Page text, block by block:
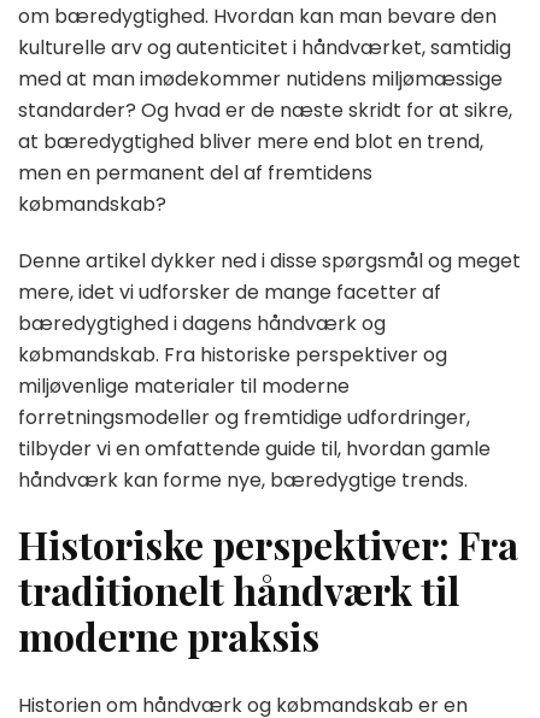
om bæredygtighed. Hvordan kan man bevare den
kulturelle arv og autenticitet i håndværket, samtidig
med at man imødekommer nutidens miljømæssige
standarder? Og hvad er de næste skridt for at sikre,
at bæredygtighed bliver mere end blot en trend,
men en permanent del af fremtidens
købmandskab?
Denne artikel dykker ned i disse spørgsmål og meget
mere, idet vi udforsker de mange facetter af
bæredygtighed i dagens håndværk og
købmandskab. Fra historiske perspektiver og
miljøvenlige materialer til moderne
forretningsmodeller og fremtidige udfordringer,
tilbyder vi en omfattende guide til, hvordan gamle
håndværk kan forme nye, bæredygtige trends.
Historiske perspektiver: Fra
traditionelt håndværk til
moderne praksis
Historien om håndværk og købmandskab er en